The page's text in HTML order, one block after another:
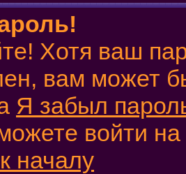
Хотя ваш
вам может
Я забыл
войти
началу